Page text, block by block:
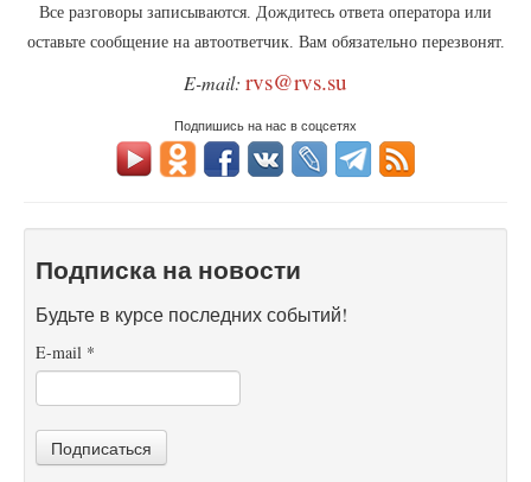
Все разговоры записываются. Дождитесь ответа оператора или
оставьте сообщение на автоответчик. Вам обязательно перезвонят.
E-mail: rvs@rvs.su
Подпишись на нас в соцсетях
Подписка на новости
Будьте в курсе последних событий!
E-mail *
Подписаться